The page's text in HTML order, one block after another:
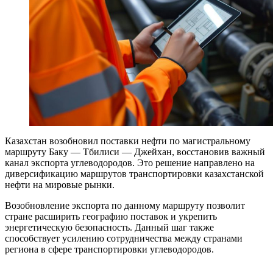
Казахстан возобновил поставки нефти по магистральному
маршруту Баку — Тбилиси — Джейхан, восстановив важный
канал экспорта углеводородов. Это решение направлено на
диверсификацию маршрутов транспортировки казахстанской
нефти на мировые рынки.
Возобновление экспорта по данному маршруту позволит
стране расширить географию поставок и укрепить
энергетическую безопасность. Данный шаг также
способствует усилению сотрудничества между странами
региона в сфере транспортировки углеводородов.